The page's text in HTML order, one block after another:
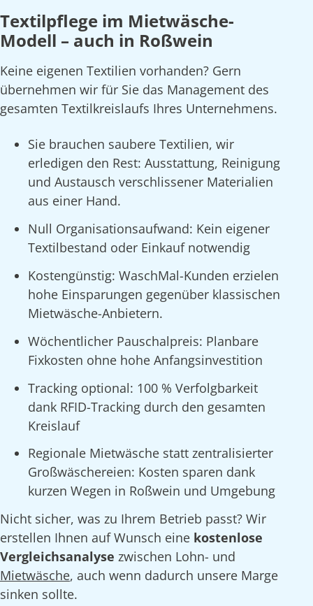
Textilpflege im Mietwäsche-
Modell – auch in Roßwein
Keine eigenen Textilien vorhanden? Gern
übernehmen wir für Sie das Management des
gesamten Textilkreislaufs Ihres Unternehmens.
Sie brauchen saubere Textilien, wir
erledigen den Rest: Ausstattung, Reinigung
und Austausch verschlissener Materialien
aus einer Hand.
Null Organisationsaufwand: Kein eigener
Textilbestand oder Einkauf notwendig
Kostengünstig: WaschMal-Kunden erzielen
hohe Einsparungen gegenüber klassischen
Mietwäsche-Anbietern.
Wöchentlicher Pauschalpreis: Planbare
Fixkosten ohne hohe Anfangsinvestition
Tracking optional: 100 % Verfolgbarkeit
dank RFID-Tracking durch den gesamten
Kreislauf
Regionale Mietwäsche statt zentralisierter
Großwäschereien: Kosten sparen dank
kurzen Wegen in Roßwein und Umgebung
Nicht sicher, was zu Ihrem Betrieb passt? Wir
erstellen Ihnen auf Wunsch eine kostenlose
Vergleichsanalyse zwischen Lohn- und
Mietwäsche, auch wenn dadurch unsere Marge
sinken sollte.